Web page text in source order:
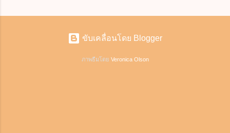
ไม่เป็นการยาก ซึ่งแล้วแต่ศาลจะเห็นสมควร ม.1071 (ต่างกับ
ความรู้ ข. การฝึกอบรม ค. การสืบสานทาง
วัฒนธรรม ง. การมุ่งผลสัมฤทธิ์ ข้อ 3 ความ
แตกต่างที่สำคัญระหว่าง "การประกันคุณภาพ
ภายนอก" กับ "การประกันคุณภาพภายใน" คือ
ขับเคลื่อนโดย Blogger
ภาพธีมโดย Veronica Olson